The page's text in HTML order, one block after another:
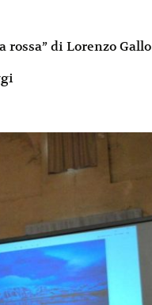
rossa” di Lorenzo Gallo